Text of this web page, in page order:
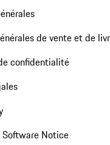
de vente et de
confidentialité
Software Notice